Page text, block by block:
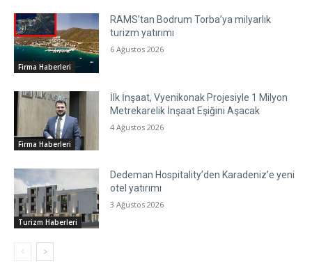
Firma Haberleri
RAMS’tan Bodrum Torba’ya milyarlık
turizm yatırımı
6 Ağustos 2026
Firma Haberleri
İlk İnşaat, Vyenikonak Projesiyle 1 Milyon
Metrekarelik İnşaat Eşiğini Aşacak
4 Ağustos 2026
Turizm Haberleri
Dedeman Hospitality’den Karadeniz’e yeni
otel yatırımı
3 Ağustos 2026